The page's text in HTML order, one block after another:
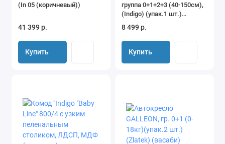
(In 05 (коричневый))
41 399 р.
Купить
группа 0+1+2+3 (40-150см),
(Indigo) (упак.1 шт.)
8 499 р.
Купить